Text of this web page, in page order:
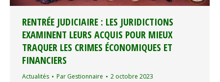
RENTRÉE JUDICIAIRE : LES JURIDICTIONS
EXAMINENT LEURS ACQUIS POUR MIEUX
TRAQUER LES CRIMES ÉCONOMIQUES ET
FINANCIERS
Actualités Par Gestionnaire 2 octobre 2023